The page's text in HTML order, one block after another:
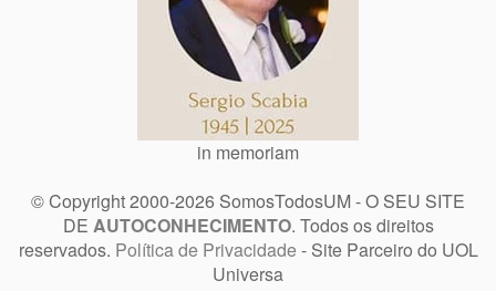
in memoriam
© Copyright 2000-2026 SomosTodosUM - O SEU SITE
DE AUTOCONHECIMENTO. Todos os direitos
reservados. Política de Privacidade - Site Parceiro do UOL
Universa